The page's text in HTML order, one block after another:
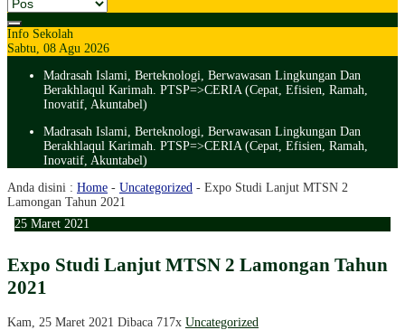
Info Sekolah
Sabtu, 08 Agu 2026
Madrasah Islami, Berteknologi, Berwawasan Lingkungan Dan
Berakhlaqul Karimah. PTSP=>CERIA (Cepat, Efisien, Ramah,
Inovatif, Akuntabel)
Madrasah Islami, Berteknologi, Berwawasan Lingkungan Dan
Berakhlaqul Karimah. PTSP=>CERIA (Cepat, Efisien, Ramah,
Inovatif, Akuntabel)
Anda disini : Home - Uncategorized - Expo Studi Lanjut MTSN 2
Lamongan Tahun 2021
25 Maret 2021
Expo Studi Lanjut MTSN 2 Lamongan Tahun
2021
Kam, 25 Maret 2021 Dibaca 717x Uncategorized